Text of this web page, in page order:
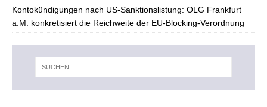
Kontokündigungen nach US-Sanktionslistung: OLG Frankfurt
a.M. konkretisiert die Reichweite der EU-Blocking-Verordnung